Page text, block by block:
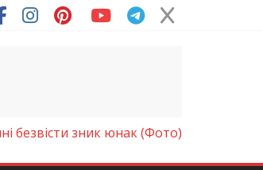
безвісти зник юнак (Фото)